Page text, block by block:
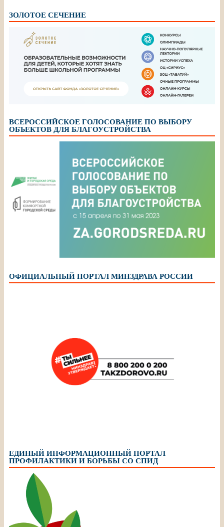
ЗОЛОТОЕ СЕЧЕНИЕ
ВСЕРОССИЙСКОЕ ГОЛОСОВАНИЕ ПО ВЫБОРУ
ОБЪЕКТОВ ДЛЯ БЛАГОУСТРОЙСТВА
ОФИЦИАЛЬНЫЙ ПОРТАЛ МИНЗДРАВА РОССИИ
ЕДИНЫЙ ИНФОРМАЦИОННЫЙ ПОРТАЛ
ПРОФИЛАКТИКИ И БОРЬБЫ СО СПИД